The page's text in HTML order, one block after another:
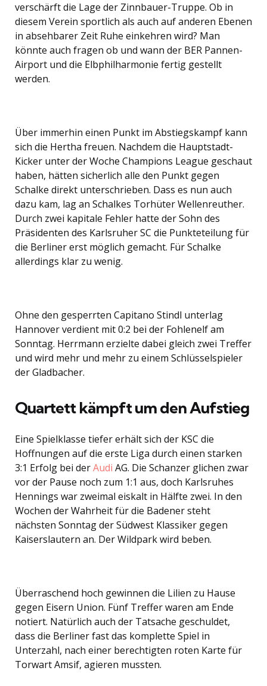
verschärft die Lage der Zinnbauer-Truppe. Ob in
diesem Verein sportlich als auch auf anderen Ebenen
in absehbarer Zeit Ruhe einkehren wird? Man
könnte auch fragen ob und wann der BER Pannen-
Airport und die Elbphilharmonie fertig gestellt
werden.
Über immerhin einen Punkt im Abstiegskampf kann
sich die Hertha freuen. Nachdem die Hauptstadt-
Kicker unter der Woche Champions League geschaut
haben, hätten sicherlich alle den Punkt gegen
Schalke direkt unterschrieben. Dass es nun auch
dazu kam, lag an Schalkes Torhüter Wellenreuther.
Durch zwei kapitale Fehler hatte der Sohn des
Präsidenten des Karlsruher SC die Punkteteilung für
die Berliner erst möglich gemacht. Für Schalke
allerdings klar zu wenig.
Ohne den gesperrten Capitano Stindl unterlag
Hannover verdient mit 0:2 bei der Fohlenelf am
Sonntag. Herrmann erzielte dabei gleich zwei Treffer
und wird mehr und mehr zu einem Schlüsselspieler
der Gladbacher.
Quartett kämpft um den Aufstieg
Eine Spielklasse tiefer erhält sich der KSC die
Hoffnungen auf die erste Liga durch einen starken
3:1 Erfolg bei derAudi AG. Die Schanzer glichen zwar
vor der Pause noch zum 1:1 aus, doch Karlsruhes
Hennings war zweimal eiskalt in Hälfte zwei. In den
Wochen der Wahrheit für die Badener steht
nächsten Sonntag der Südwest Klassiker gegen
Kaiserslautern an. Der Wildpark wird beben.
Überraschend hoch gewinnen die Lilien zu Hause
gegen Eisern Union. Fünf Treffer waren am Ende
notiert. Natürlich auch der Tatsache geschuldet,
dass die Berliner fast das komplette Spiel in
Unterzahl, nach einer berechtigten roten Karte für
Torwart Amsif, agieren mussten.